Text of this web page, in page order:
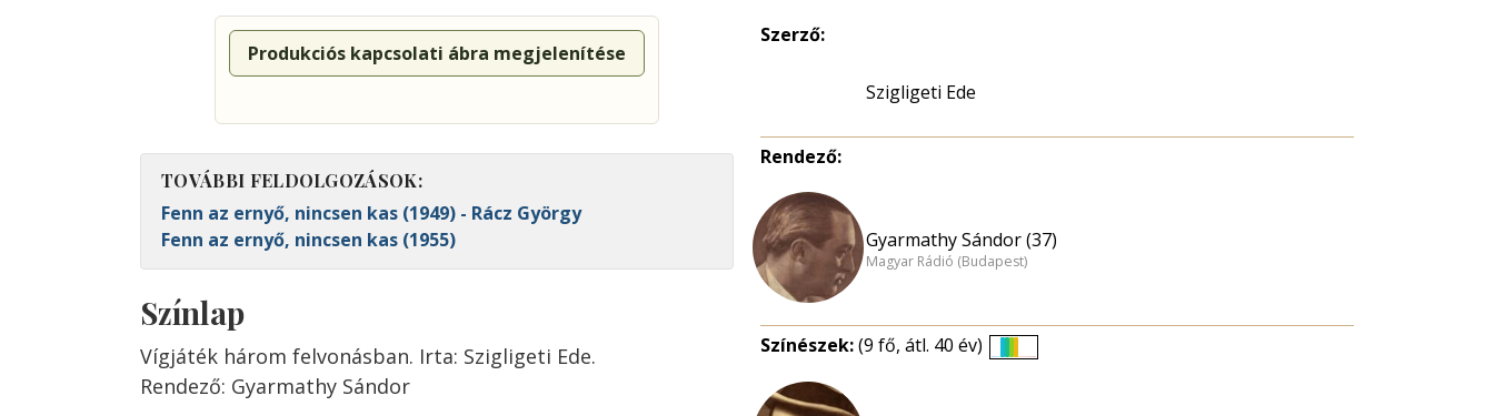
Produkciós kapcsolati ábra megjelenítése
TOVÁBBI FELDOLGOZÁSOK:
Fenn az ernyő, nincsen kas (1949) - Rácz György
Fenn az ernyő, nincsen kas (1955)
Színlap
Vígjáték három felvonásban. Irta: Szigligeti Ede.
Rendező: Gyarmathy Sándor
Szerző:
Szigligeti Ede
Rendező:
Gyarmathy Sándor (37)
Magyar Rádió (Budapest)
Színészek:(9 fő, átl. 40 év)